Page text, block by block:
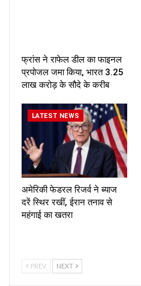
फ्रांस ने राफेल डील का फाइनल
प्रपोजल जमा किया, भारत ₹3.25
लाख करोड़ के सौदे के करीब
LATEST NEWS
अमेरिकी फेडरल रिजर्व ने ब्याज
दरें स्थिर रखीं, ईरान तनाव से
महंगाई का खतरा
PREV NEXT